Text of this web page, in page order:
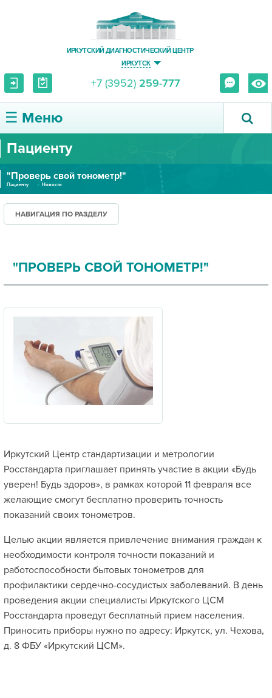
ИРКУТСКИЙ ДИАГНОСТИЧЕСКИЙ ЦЕНТР
ИРКУТСК
+7 (3952) 259-777
☰ Меню
О ЦЕНТРЕ
УСЛУГИ И ЦЕНЫ
ПАЦИЕНТУ
ПРАВОВАЯ ИНФОРМАЦИЯ
Пациенту
"Проверь свой тонометр!"
Пациенту Новости
НАВИГАЦИЯ ПО РАЗДЕЛУ
"ПРОВЕРЬ СВОЙ ТОНОМЕТР!"
Иркутский Центр стандартизации и метрологии
Росстандарта приглашает принять участие в акции «Будь
уверен! Будь здоров», в рамках которой 11 февраля все
желающие смогут бесплатно проверить точность
показаний своих тонометров.
Целью акции является привлечение внимания граждан к
необходимости контроля точности показаний и
работоспособности бытовых тонометров для
профилактики сердечно-сосудистых заболеваний. В день
проведения акции специалисты Иркутского ЦСМ
Росстандарта проведут бесплатный прием населения.
Приносить приборы нужно по адресу: Иркутск, ул. Чехова,
д. 8 ФБУ «Иркутский ЦСМ».